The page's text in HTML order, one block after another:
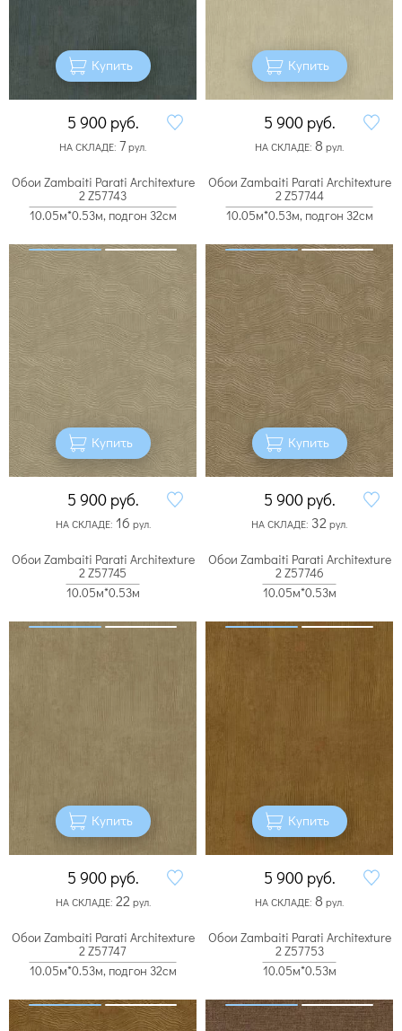
Купить
5 900 руб.
НА СКЛАДЕ: 7рул.
Купить
5 900 руб.
НА СКЛАДЕ: 8 рул.
Обои Zambaiti Parati Architexture
2 Z57743
10.05м*0.53м, подгон 32см
Купить
5 900 руб.
НА СКЛАДЕ: 16 рул.
Обои Zambaiti Parati Architexture
2 Z57744
10.05м*0.53м, подгон 32см
Купить
5 900 руб.
НА СКЛАДЕ: 32рул.
Обои Zambaiti Parati Architexture
2 Z57745
10.05м*0.53м
Купить
5 900 руб.
НА СКЛАДЕ: 22 рул.
Обои Zambaiti Parati Architexture
2 Z57746
10.05м*0.53м
Купить
5 900 руб.
НА СКЛАДЕ: 8 рул.
Обои Zambaiti Parati Architexture
2 Z57747
10.05м*0.53м, подгон 32см
Обои Zambaiti Parati Architexture
2 Z57753
10.05м*0.53м